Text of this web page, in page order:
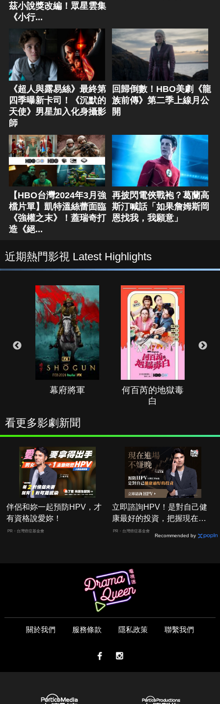
茲小說獎改編！眾星雲集
《小行...
《超人與露易絲》最終第
四季曝新卡司！《沉默的
天使》男星加入化身攝影
師
回歸倒數！HBO美劇《龍
族前傳》第二季上線月公
開
【HBO台灣2024年3月強
檔片單】凱特溫絲蕾面臨
《強權之末》！蓋瑞奇打
造《絕...
再披閃電俠戰袍？葛蘭高
斯汀喊話「如果詹姆斯岡
恩找我，我願意」
近期熱門影視 Latest Highlights
幕府將軍
何百芮的地獄毒
白
看更多影劇新聞
伴侶和妳一起預防HPV，才
有資格說愛妳！
PR・台灣癌症基金會
立即諮詢HPV！是對自己健
康最好的投資，把握現在不
嫌晚！
PR・台灣癌症基金會
Recommended by
關於我們 服務條款 隱私政策 聯繫我們